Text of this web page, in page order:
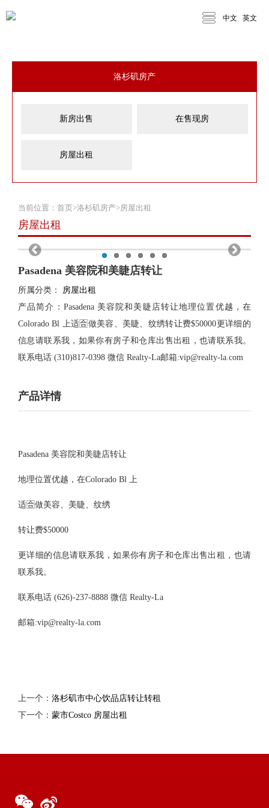
中文 英文
洛杉矶房产
新房出售 在售现房
房屋出租
当前位置： 首页>洛杉矶房产>房屋出租
房屋出租
​Pasadena 美容院和美睫店转让
所属分类： 房屋出租
产品简介：Pasadena 美容院和美睫店转让地理位置优越，在
Colorado Bl 上适🈴️做美容、美睫、纹绣转让费$50000更详细的
信息请联系我，如果你有房子和仓库出售出租，也请联系我。
联系电话 (310)817-0398 微信 Realty-La邮箱:vip@realty-la.com
产品详情
Pasadena 美容院和美睫店转让
地理位置优越，在Colorado Bl 上
适🈴️做美容、美睫、纹绣
转让费$50000
更详细的信息请联系我，如果你有房子和仓库出售出租，也请
联系我。
联系电话 (626)-237-8888 微信 Realty-La
邮箱:vip@realty-la.com
上一个： 洛杉矶市中心饮品店转让转租
下一个： 蒙市Costco 房屋出租